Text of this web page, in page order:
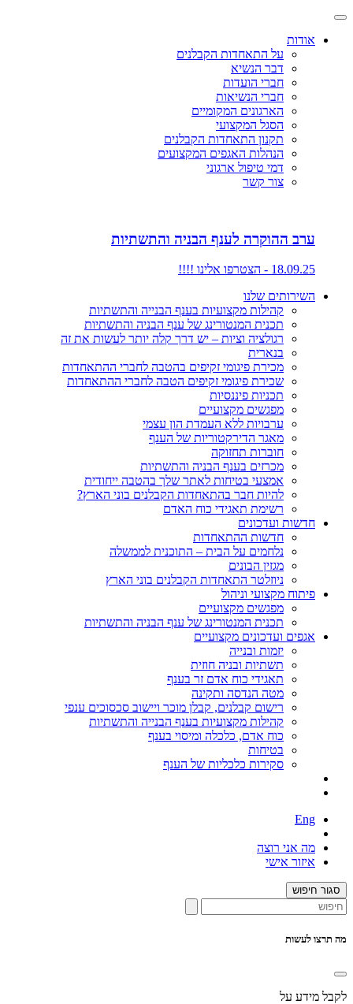
אודות
על התאחדות הקבלנים
דבר הנשיא
חברי הועדות
חברי הנשיאות
הארגונים המקומיים
הסגל המקצועי
תקנון התאחדות הקבלנים
הנהלות האגפים המקצועים
דמי טיפול ארגוני
צור קשר
ערב ההוקרה לענף הבניה והתשתיות
18.09.25 - הצטרפו אלינו !!!!
השירותים שלנו
קהילות מקצועיות בענף הבנייה והתשתיות
תכנית המנטורינג של ענף הבניה והתשתיות
רגולציה וציות – יש דרך קלה יותר לעשות את זה
בנארית
מכירת פיגומי זקיפים בהטבה לחברי ההתאחדות
שכירת פיגומי זקיפים הטבה לחברי ההתאחדות
תכניות פיננסיות
מפגשים מקצועיים
ערבויות ללא העמדת הון עצמי
מאגר הדירקטוריות של הענף
חוברות תחזוקה
מכרזים בענף הבניה והתשתיות
אמצעי בטיחות לאתר שלך בהטבה ייחודית
להיות חבר בהתאחדות הקבלנים בוני הארץ?
רשימת תאגידי כוח האדם
חדשות ועדכונים
חדשות ההתאחדות
נלחמים על הבית – התוכנית לממשלה
מגזין הבונים
ניוזלטר התאחדות הקבלנים בוני הארץ
פיתוח מקצועי וניהול
מפגשים מקצועיים
תכנית המנטורינג של ענף הבניה והתשתיות
אגפים ועדכונים מקצועיים
יזמות ובנייה
תשתיות ובניה חוזית
תאגידי כוח אדם זר בענף
מטה הנדסה ותקינה
רישום קבלנים, קבלן מוכר ויישוב סכסוכים ענפי
קהילות מקצועיות בענף הבנייה והתשתיות
כוח אדם, כלכלה ומיסוי בענף
בטיחות
סקירות כלכליות של הענף
Eng
מה אני רוצה
איזור אישי
סגור חיפוש
מה תרצו לעשות
לקבל מידע על